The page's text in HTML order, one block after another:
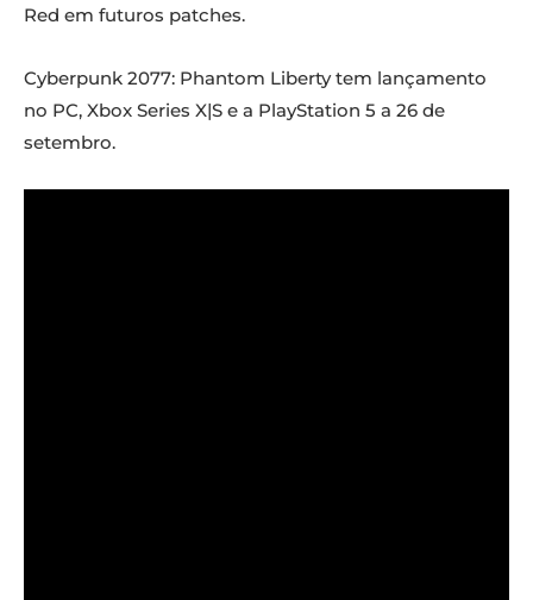
Red em futuros patches.
Cyberpunk 2077: Phantom Liberty tem lançamento
no PC, Xbox Series X|S e a PlayStation 5 a 26 de
setembro.